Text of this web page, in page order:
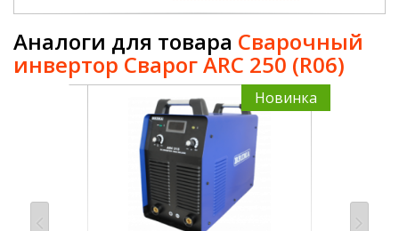
Аналоги для товара Сварочный
инвертор Сварог ARC 250 (R06)
Новинка